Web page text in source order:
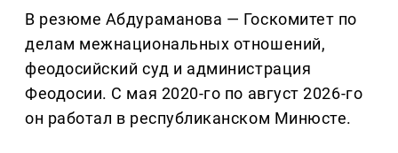
В резюме Абдураманова — Госкомитет по
делам межнациональных отношений,
феодосийский суд и администрация
Феодосии. С мая 2020-го по август 2026-го
он работал в республиканском Минюсте.